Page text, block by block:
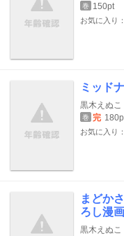
巻 150pt
お気に入り
ミッド
黒木えぬこ
巻 完
お気に入り
まどか
ろし漫画
黒木えぬこ